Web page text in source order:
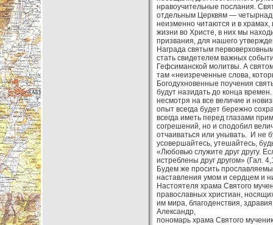
нравоучительные послания.
отдельным Церквям —
неизменно читаются и в
жизни во Христе, в них мы
призвания, для нашего
Награда святым
стать свидетелем важных
Гефсиманской молитвы. А
там «неизреченные слова,
Богодухновенные поучения
будут назидать до конца
несмотря на все величие и
опыт всегда будет бережно
всегда иметь перед глазами
согрешений, но и сподобил
отчаиваться или унывать. И не
усовершайтесь, утешайтесь,
«Любовью служите друг другу.
истреблены друг другом» (Гал.
Будем же просить
наставления умом и сердцем и
Настоятеля храма Святого
православных христиан,
им мира, благоденствия,
Александр,
пономарь храма Святого